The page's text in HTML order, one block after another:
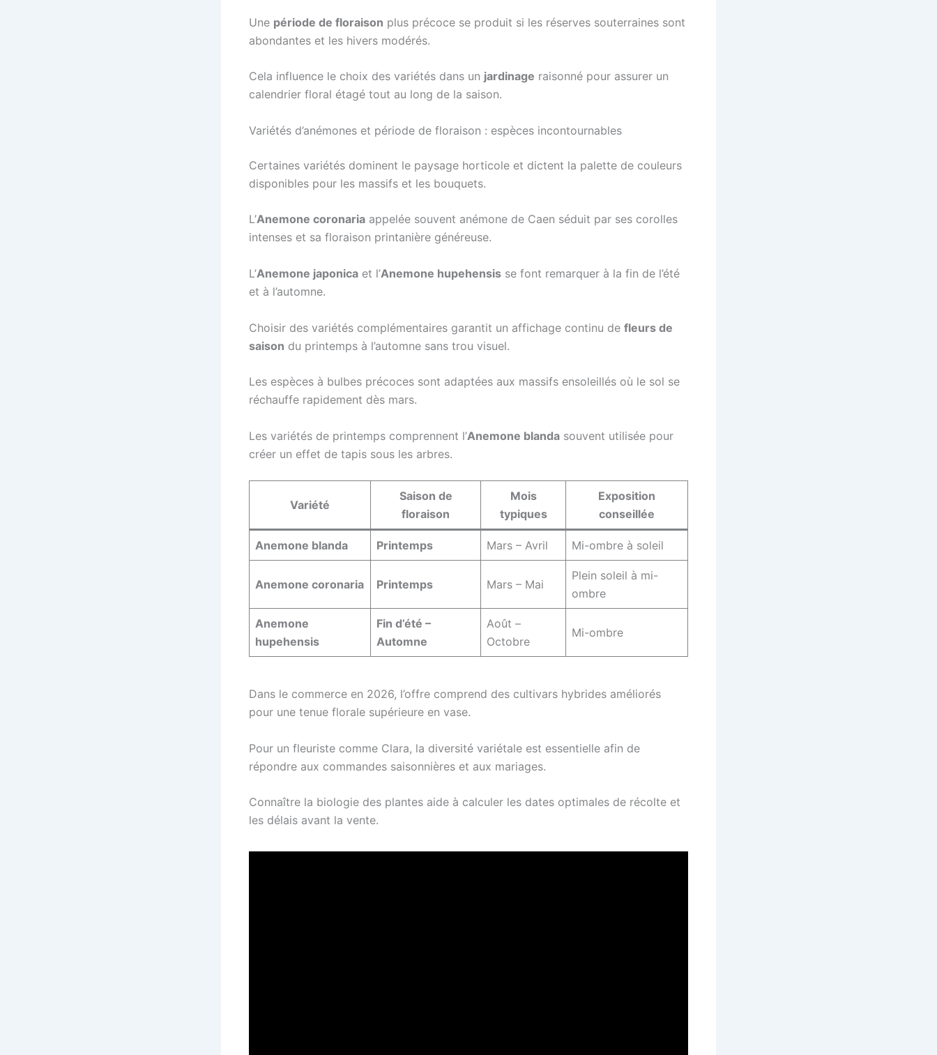
Une période de floraison plus précoce se produit si les réserves souterraines sont
abondantes et les hivers modérés.
Cela influence le choix des variétés dans un jardinage raisonné pour assurer un
calendrier floral étagé tout au long de la saison.
Variétés d’anémones et période de floraison : espèces incontournables
Certaines variétés dominent le paysage horticole et dictent la palette de couleurs
disponibles pour les massifs et les bouquets.
L’Anemone coronaria appelée souvent anémone de Caen séduit par ses corolles
intenses et sa floraison printanière généreuse.
L’Anemone japonica et l’Anemone hupehensis se font remarquer à la fin de l’été
et à l’automne.
Choisir des variétés complémentaires garantit un affichage continu de fleurs de
saison du printemps à l’automne sans trou visuel.
Les espèces à bulbes précoces sont adaptées aux massifs ensoleillés où le sol se
réchauffe rapidement dès mars.
Les variétés de printemps comprennent l’Anemone blanda souvent utilisée pour
créer un effet de tapis sous les arbres.
Variété
Saison de
floraison
Mois
typiques
Exposition
conseillée
Anemone blanda Printemps Mars – Avril Mi-ombre à soleil
Anemone coronaria Printemps Mars – Mai
Plein soleil à mi-
ombre
Anemone
hupehensis
Fin d’été –
Automne
Août –
Octobre
Mi-ombre
Dans le commerce en 2026, l’offre comprend des cultivars hybrides améliorés
pour une tenue florale supérieure en vase.
Pour un fleuriste comme Clara, la diversité variétale est essentielle afin de
répondre aux commandes saisonnières et aux mariages.
Connaître la biologie des plantes aide à calculer les dates optimales de récolte et
les délais avant la vente.